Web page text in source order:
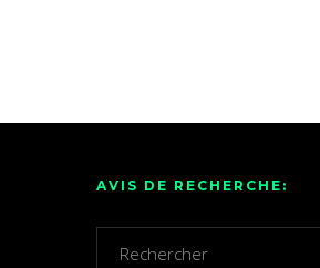
AVIS DE RECHERCHE: